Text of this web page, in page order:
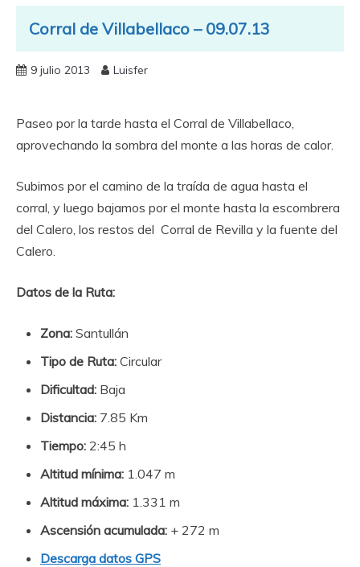
Corral de Villabellaco – 09.07.13
9 julio 2013 Luisfer
Paseo por la tarde hasta el Corral de Villabellaco,
aprovechando la sombra del monte a las horas de calor.
Subimos por el camino de la traída de agua hasta el
corral, y luego bajamos por el monte hasta la escombrera
del Calero, los restos del Corral de Revilla y la fuente del
Calero.
Datos de la Ruta:
Zona: Santullán
Tipo de Ruta: Circular
Dificultad: Baja
Distancia: 7.85 Km
Tiempo: 2:45 h
Altitud mínima: 1.047 m
Altitud máxima: 1.331 m
Ascensión acumulada: + 272 m
Descarga datos GPS